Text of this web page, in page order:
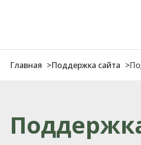
Главная Поддержка сайта